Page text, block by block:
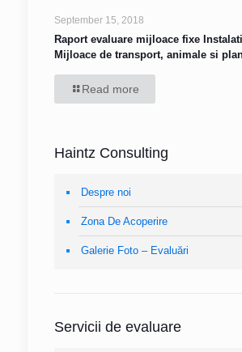
September 15, 2018
Raport evaluare mijloace fixe
Mijloace de transport, animale si
Read more
Haintz Consulting
Despre noi
Zona De Acoperire
Galerie Foto – Evaluări
Servicii de evaluare